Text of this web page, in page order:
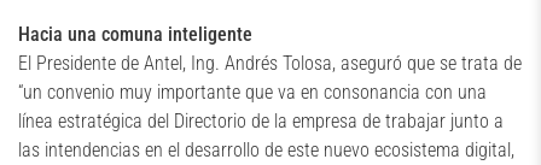
Hacia una comuna inteligente
El Presidente de Antel, Ing. Andrés Tolosa, aseguró que se trata de
“un convenio muy importante que va en consonancia con una
línea estratégica del Directorio de la empresa de trabajar junto a
las intendencias en el desarrollo de este nuevo ecosistema digital,